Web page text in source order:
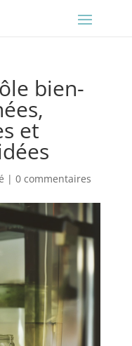
bien-
et
| 0 commentaires